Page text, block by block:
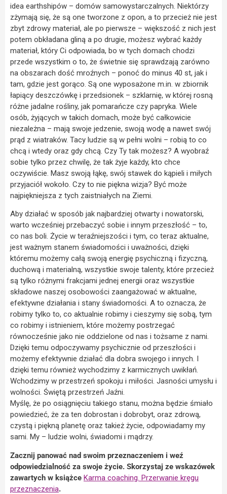
idea earthshipów – domów samowystarczalnych. Niektórzy
zżymają się, że są one tworzone z opon, a to przecież nie jest
zbyt zdrowy materiał, ale po pierwsze – większość z nich jest
potem obkładana gliną a po drugie, możesz wybrać każdy
materiał, który Ci odpowiada, bo w tych domach chodzi
przede wszystkim o to, że świetnie się sprawdzają zarówno
na obszarach dość mroźnych – ponoć do minus 40 st, jak i
tam, gdzie jest gorąco. Są one wyposażone m.in. w zbiornik
łapiący deszczówkę i przedsionek – szklarnię, w której rosną
różne jadalne rośliny, jak pomarańcze czy papryka. Wiele
osób, żyjących w takich domach, może być całkowicie
niezależna – mają swoje jedzenie, swoją wodę a nawet swój
prąd z wiatraków. Tacy ludzie są w pełni wolni – robią to co
chcą i wtedy oraz gdy chcą. Czy Ty tak możesz? A wyobraź
sobie tylko przez chwilę, że tak żyje każdy, kto chce
oczywiście. Masz swoją łąkę, swój stawek do kąpieli i miłych
przyjaciół wokoło. Czy to nie piękna wizja? Być może
najpiękniejsza z tych zaistniałych na Ziemi.
Aby działać w sposób jak najbardziej otwarty i nowatorski,
warto wcześniej przebaczyć sobie i innym przeszłość – to,
co nas boli. Życie w teraźniejszości i tym, co teraz aktualne,
jest ważnym stanem świadomości i uważności, dzięki
któremu możemy całą swoją energię psychiczną i fizyczną,
duchową i materialną, wszystkie swoje talenty, które przecież
są tylko różnymi frakcjami jednej energii oraz wszystkie
składowe naszej osobowości zaangażować w aktualne,
efektywne działania i stany świadomości. A to oznacza, że
robimy tylko to, co aktualnie robimy i cieszymy się sobą, tym
co robimy i istnieniem, które możemy postrzegać
równocześnie jako nie oddzielone od nas i tożsame z nami.
Dzięki temu odpoczywamy psychicznie od przeszłości i
możemy efektywnie działać dla dobra swojego i innych. I
dzięki temu również wychodzimy z karmicznych uwikłań.
Wchodzimy w przestrzeń spokoju i miłości. Jasności umysłu i
wolności. Świętą przestrzeń Jaźni.
Myślę, że po osiągnięciu takiego stanu, można będzie śmiało
powiedzieć, że za ten dobrostan i dobrobyt, oraz zdrową,
czystą i piękną planetę oraz takież życie, odpowiadamy my
sami. My – ludzie wolni, świadomi i mądrzy.
Zacznij panować nad swoim przeznaczeniem i weź
odpowiedzialność za swoje życie. Skorzystaj ze wskazówek
zawartych w książce Karma coaching. Przerwanie kręgu
przeznaczenia.